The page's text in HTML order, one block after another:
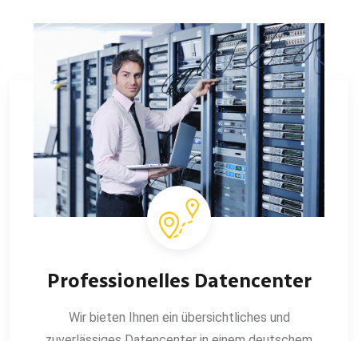
Professionelles Datencenter
Wir bieten Ihnen ein übersichtliches und